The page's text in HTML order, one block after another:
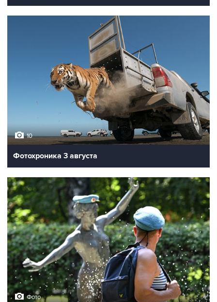
10
Фотохроника 3 августа
Фото